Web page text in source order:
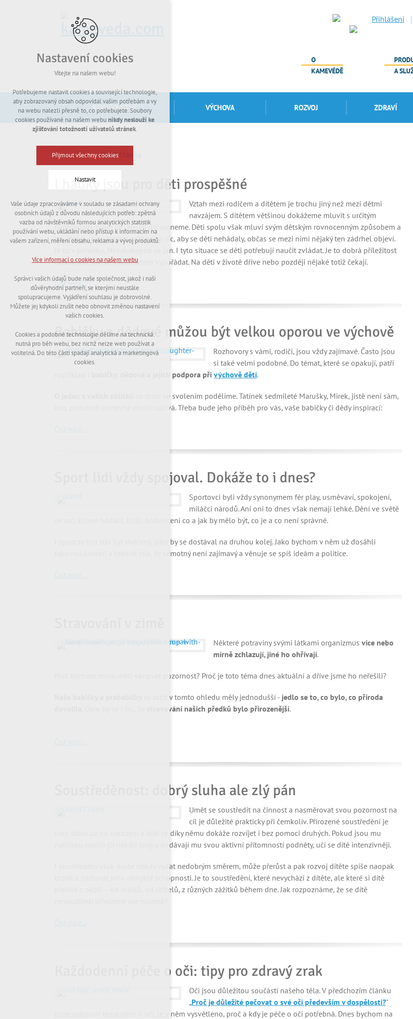
Přihlášení
O
KAMEVÉDĚ
A
RODIČOVSTVÍ VÝCHOVA ROZVOJ ZDRAVÍ
Kamevéda Další články
I hádky jsou pro děti prospěšné
Vztah mezi rodičem a dítětem je trochu jiný než mezi dětmi
navzájem. S dítětem většinou dokážeme mluvit s určitým
nadhledem, proto se lehčeji dohodneme. Děti spolu však mluví svým dětským rovnocenným způsobem a
tak i když se budeme snažit sebe víc, aby se děti nehádaly, občas se mezi nimi nějaký ten zádrhel objeví.
Je to v pořádku. Nevybýbejme se jim. I tyto situace se děti potřebují naučit zvládat. Je to dobrá příležitost
ukázat jim, jak se s konfliktem vypořádat. Na děti v životě dříve nebo později nějaké totiž čekají.
Číst více...
Babičky a dědové můžou být velkou oporou ve výchově
Rozhovory s vámi, rodiči, jsou vždy zajímavé. Často jsou
si také velmi podobné. Do témat, které se opakují, patří
babičky, dědové a jejich podpora při výchově dětí.
se dnes se svolením podělíme. Tatínek sedmileté Marušky, Mirek, jistě není sám,
kdo podobně úsměvné chvíle zažívá. Třeba bude jeho příběh pro vás, vaše babičky či dědy inspirací:
Sport lidi vždy spojoval. Dokáže to i dnes?
Sportovci byli vždy synonymem fér play, usměvaví, spokojení,
miláčci národů. Ani oni to dnes však nemají lehké. Dění ve světě
se točí kolem hádání, bojů, hodnocení co a jak by mělo být, co je a co není správné.
I sport se tím zdá být dotčený, jako by se dostával na druhou kolej. Jako bychom v něm už dosáhli
takovou úroveň a takové cíle, že samotný není zajímavý a věnuje se spíš ideám a politice.
Některé potraviny svými látkami organizmus více nebo
mírně zchlazují, jiné ho ohřívají.
Proč bychom tomu měli věnovat pozornost? Proč je toto téma dnes aktuální a dříve jsme ho neřešili?
to totiž v tomto ohledu měly jednodušší - jedlo se to, co bylo, co příroda
stravování našich předků bylo přirozenější.
Soustředěnost: dobrý sluha ale zlý pán
Umět se soustředit na činnost a nasměrovat svou pozornost na
cíl je důležité prakticky při čemkoliv. Přirozené soustředění je
nám dáno už od narození a dítě se díky němu dokáže rozvíjet i bez pomoci druhých. Pokud jsou mu
nablízku rodiče (či někdo jiný) a dodávají mu svou aktivní přítomností podněty, učí se dítě intenzivněji.
I soustředění však může někdy vydat nedobrým směrem, může přerůst a pak rozvoj dítěte spíše naopak
brzdit a snižovat jeho obvyklé schopnosti. Je to soustředění, které nevychází z dítěte, ale které si dítě
přebírá z okolí – od rodičů, od učitelů, z různých zážitků během dne. Jak rozpoznáme, že se dítě
Každodenní péče o oči: tipy pro zdravý zrak
Oči jsou důležitou součástí našeho těla. V předchozím článku
„Proč je důležité pečovat o své oči především v dospělosti?"
jsme nakousli téma péče o oči. Je v něm vysvětleno, proč a kdy je péče o oči potřebná. Dnes bychom na
Nastavení cookies
Vítejte na našem webu!
Potřebujeme nastavit cookies a související technologie,
aby zobrazovaný obsah odpovídal vašim potřebám a vy
na webu nalezli přesně to, co potřebujete. Soubory
cookies používané na našem webu nikdy neslouží ke
zjišťování totožnosti uživatelů stránek.
Přijmout všechny cookies
Nastavit
Technická cookies
nutná pro provozování webu
udržení kontextu stránek (session): případná
přihlášení, volby jazyka, apod.
Volitelná cookies
analytická pro anonymizované vyhodnocení
návštěvnosti
marketingová cookies (Google,Hotjar)
Více informací o cookies na našem webu
Přijmout všechny cookies
Odmítnout vše
Vaše údaje zpracováváme v souladu se zásadami ochrany
osobních údajů z důvodu následujících potřeb: zpětná
vazba od návštěvníků formou analytických statistik
používání webu, ukládání nebo přístup k informacím na
vašem zařízení, měření obsahu, reklama a vývoj produktů.
Více informací o cookies na našem webu
Správci vašich údajů bude naše společnost, jakož i naši
důvěryhodní partneři, se kterými neustále
spolupracujeme. Vyjádření souhlasu je dobrovolné.
Můžete jej kdykoli zrušit nebo obnovit změnou nastavení
vašich cookies.
Cookies a podobné technologie dělíme na technická:
nutná pro běh webu, bez nichž nelze web používat a
volitelná. Do této části spadají analytická a marketingová
cookies.